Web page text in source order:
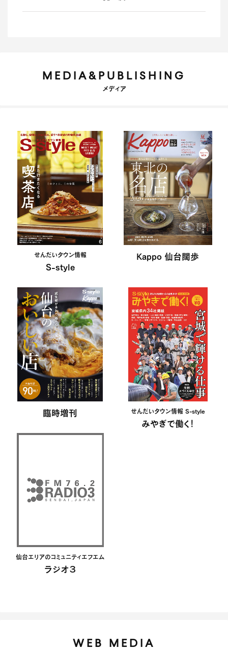
MEDIA&PUBLISHING
メディア
せんだいタウン情報
S-style
Kappo 仙台闊歩
臨時増刊 せんだいタウン情報 S-style
みやぎで働く！
仙台エリアのコミュニティエフエム
ラジオ３
WEB MEDIA